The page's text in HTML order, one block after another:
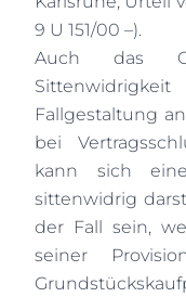
9 U 151/00 –).
Auch das
Fallgestaltung
bei
kann sich
sittenwidrig
der Fall sein,
seiner